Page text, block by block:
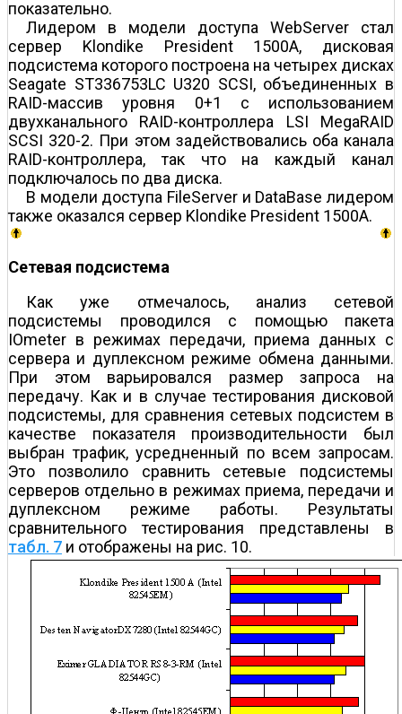
показательно.
Лидером в модели доступа WebServer стал
сервер Klondike President 1500A, дисковая
подсистема которого построена на четырех дисках
Seagate ST336753LC U320 SCSI, объединенных в
RAID-массив уровня 0+1 с использованием
двухканального RAID-контроллера LSI MegaRAID
SCSI 320-2. При этом задействовались оба канала
RAID-контроллера, так что на каждый канал
подключалось по два диска.
В модели доступа FileServer и DataBase лидером
также оказался сервер Klondike President 1500A.
Сетевая подсистема
Как уже отмечалось, анализ сетевой
подсистемы проводился с помощью пакета
IOmeter в режимах передачи, приема данных с
сервера и дуплексном режиме обмена данными.
При этом варьировался размер запроса на
передачу. Как и в случае тестирования дисковой
подсистемы, для сравнения сетевых подсистем в
качестве показателя производительности был
выбран трафик, усредненный по всем запросам.
Это позволило сравнить сетевые подсистемы
серверов отдельно в режимах приема, передачи и
дуплексном режиме работы. Результаты
сравнительного тестирования представлены в
табл. 7 и отображены на рис. 10.